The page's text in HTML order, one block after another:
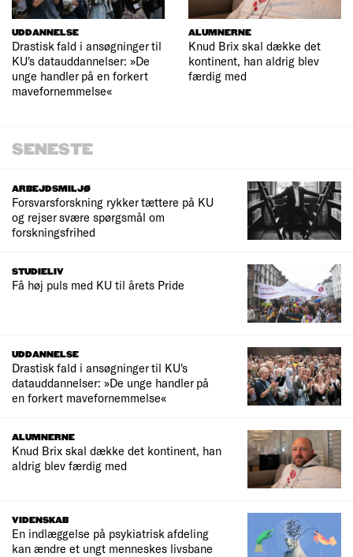
UDDANNELSE
Drastisk fald i ansøgninger til
KU's datauddannelser: »De
unge handler på en forkert
mavefornemmelse«
ALUMNERNE
Knud Brix skal dække det
kontinent, han aldrig blev
færdig med
SENESTE
ARBEJDSMILJØ
Forsvarsforskning rykker tættere på KU
og rejser svære spørgsmål om
forskningsfrihed
STUDIELIV
Få høj puls med KU til årets Pride
UDDANNELSE
Drastisk fald i ansøgninger til KU's
datauddannelser: »De unge handler på
en forkert mavefornemmelse«
ALUMNERNE
Knud Brix skal dække det kontinent, han
aldrig blev færdig med
VIDENSKAB
En indlæggelse på psykiatrisk afdeling
kan ændre et ungt menneskes livsbane